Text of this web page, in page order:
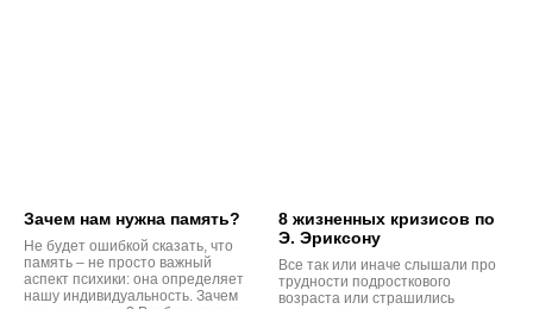
Зачем нам нужна память?
Не будет ошибкой сказать, что
память – не просто важный
аспект психики: она определяет
нашу индивидуальность. Зачем
8 жизненных кризисов по
Э. Эриксону
Все так или иначе слышали про
трудности подросткового
возраста или страшились